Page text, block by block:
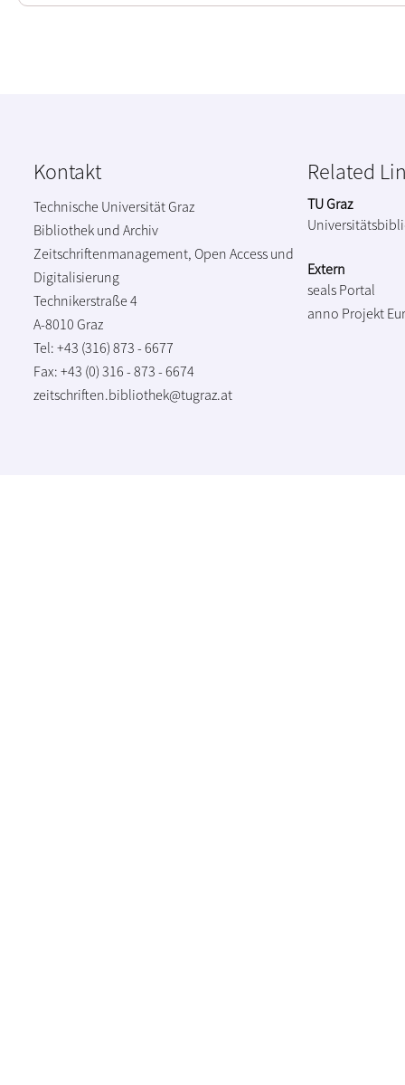
Kontakt
Technische Universität Graz
Bibliothek und Archiv
Zeitschriftenmanagement, Open Access und
Digitalisierung
Technikerstraße 4
A-8010 Graz
Tel: +43 (316) 873 - 6677
Fax: +43 (0) 316 - 873 - 6674
zeitschriften.bibliothek@tugraz.at
Related
TU Graz
Extern
seals Portal
anno Projekt